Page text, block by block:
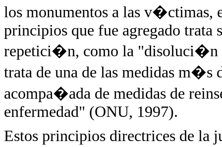
los monumentos a las
principios que fue agregado trata
repetici�n, como la "disoluci�n
trata de una de las medidas
acompa�ada de medidas de
enfermedad" (ONU, 1997).
Estos principios directrices de la